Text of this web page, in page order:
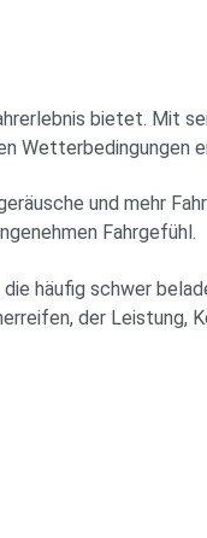
bietet. Mit
Wetterbedingungen
und mehr
Fahrgefühl.
häufig schwer
der Leistung,